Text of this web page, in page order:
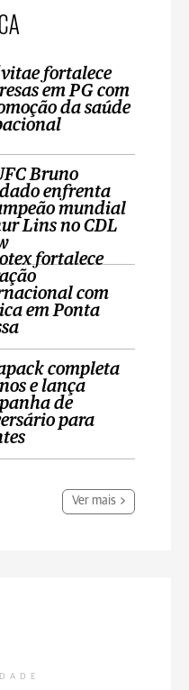
fortalece
em PG com
da saúde
Bruno
enfrenta
mundial
Lins no CDL
fortalece
com
em Ponta
completa
e lança
de
para
Ver mais